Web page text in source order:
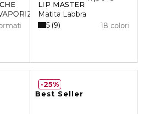
LIP MASTER
Matita Labbra
18 colori
5 9
Best Seller
25%